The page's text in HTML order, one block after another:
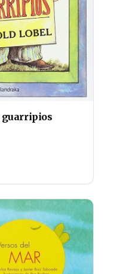
guarripios